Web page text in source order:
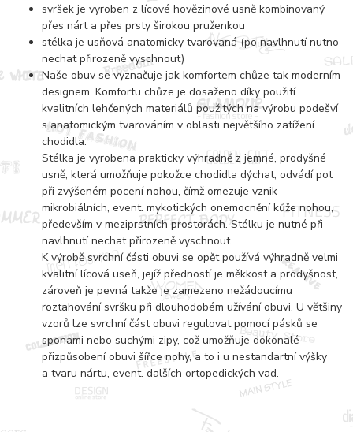
svršek je vyroben z lícové hovězinové usně kombinovaný
přes nárt a přes prsty širokou pruženkou
stélka je usňová anatomicky tvarovaná (po navlhnutí nutno
nechat přirozeně vyschnout)
Naše obuv se vyznačuje jak komfortem chůze tak moderním
designem. Komfortu chůze je dosaženo díky použití
kvalitních lehčených materiálů použitých na výrobu podešví
s anatomickým tvarováním v oblasti největšího zatížení
chodidla.
Stélka je vyrobena prakticky výhradně z jemné, prodyšné
usně, která umožňuje pokožce chodidla dýchat, odvádí pot
při zvýšeném pocení nohou, čímž omezuje vznik
mikrobiálních, event. mykotických onemocnění kůže nohou,
především v meziprstních prostorách. Stélku je nutné při
navlhnutí nechat přirozeně vyschnout.
K výrobě svrchní části obuvi se opět používá výhradně velmi
kvalitní lícová useň, jejíž předností je měkkost a prodyšnost,
zároveň je pevná takže je zamezeno nežádoucímu
roztahování svršku při dlouhodobém užívání obuvi. U většiny
vzorů lze svrchní část obuvi regulovat pomocí pásků se
sponami nebo suchými zipy, což umožňuje dokonalé
přizpůsobení obuvi šířce nohy, a to i u nestandartní výšky
a tvaru nártu, event. dalších ortopedických vad.